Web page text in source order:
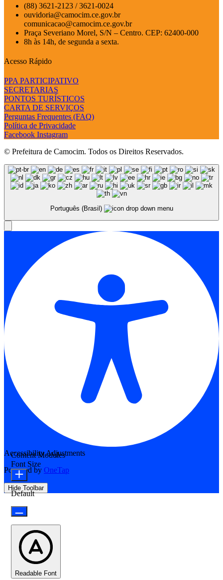
(88) 3621-2123 / 3621-0024
ouvidoria@camocim.ce.gov.br
comunicacao@camocim.ce.gov.br
Praça Severiano Morel, S/N – Centro. CEP: 62400-000
8h às 14h, de segunda a sexta.
Acesso Rápido
PPA PARTICIPATIVO
SECRETARIAS
PONTOS TURÍSTICOS
CARTA DE SERVIÇOS
Perguntas Frequentes (FAQ)
Política de Privacidade
Facebook Instagram
© Prefeitura de Camocim. Todos os Direitos Reservados.
Português (Brasil)
Accessibility Adjustments
Powered by OneTap
Hide Toolbar
Content Modules
Font Size
Default
Readable Font